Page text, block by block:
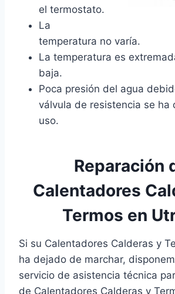
el termostato.
La
temperatura no varía.
La temperatura es
baja.
Poca presión del agua
válvula de resistencia se ha
uso.
Reparación
Calentadores
Termos en
Si su Calentadores Calderas y
ha dejado de marchar,
servicio de asistencia técnica
de Calentadores Calderas y